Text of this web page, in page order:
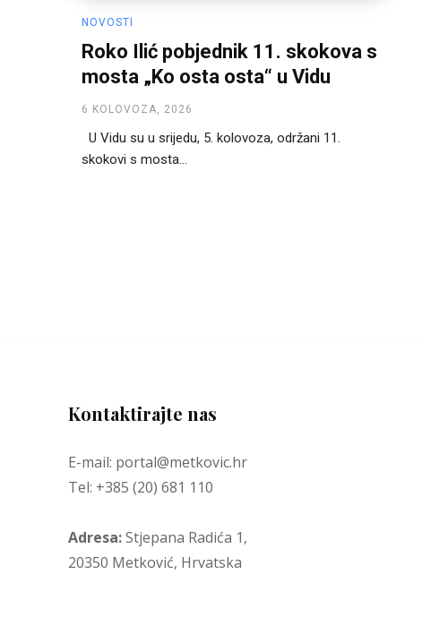
NOVOSTI
Roko Ilić pobjednik 11. skokova s
mosta „Ko osta osta“ u Vidu
6 KOLOVOZA, 2026
U Vidu su u srijedu, 5. kolovoza, održani 11.
skokovi s mosta...
Kontaktirajte nas
E-mail: portal@metkovic.hr
Tel: +385 (20) 681 110
Adresa:Stjepana Radića 1,
20350 Metković, Hrvatska